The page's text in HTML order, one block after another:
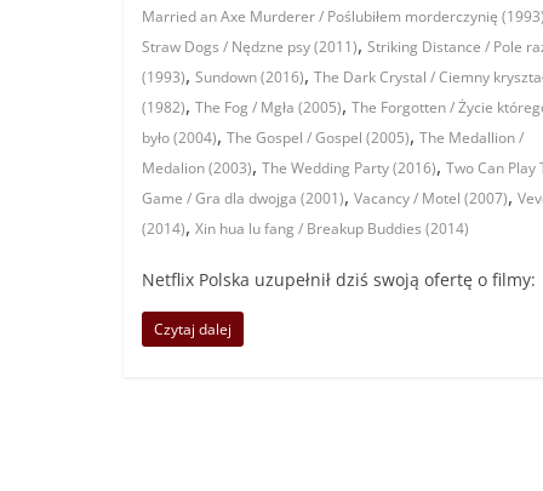
Married an Axe Murderer / Poślubiłem morderczynię (1993)
Straw Dogs / Nędzne psy (2011), Striking Distance / Pole
(1993), Sundown (2016), The Dark Crystal / Ciemny
(1982), The Fog / Mgła (2005), The Forgotten / Życie
było (2004), The Gospel / Gospel (2005), The Medallion /
Medalion (2003), The Wedding Party (2016), Two Can Play
Game / Gra dla dwojga (2001), Vacancy / Motel (2007),
(2014), Xin hua lu fang / Breakup Buddies (2014)
Netflix Polska uzupełnił dziś swoją ofertę o filmy:
Czytaj dalej